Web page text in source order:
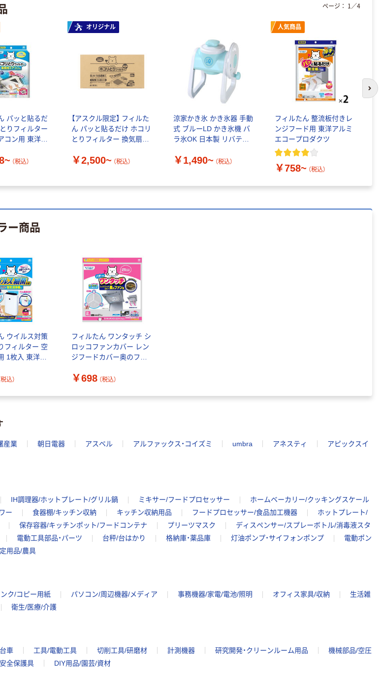
パッと貼るだ
りフィルター
コン用 東洋ア
（税込）
オリジナル
【アスクル限定】 フィルた
ん パッと貼るだけ ホコリ
とりフィルター 換気扇用
クツ
￥2,500~ （税込）
涼家かき氷 かき氷器 手動
式 ブルーLD かき氷機 バ
ラ氷OK 日本製 リバティ
￥1,490~ （税込）
人気商品
フィルたん 整流板付きレ
ンジフード用 東洋アルミ
エコープロダクツ
￥758~ （税込）
ページ： 1 ／4
次
ー商品
ウイルス対策
フィルター 空
1枚入 東洋ア
税込）
フィルたん ワンタッチ シ
ロッコファンカバー レン
ジフードカバー奥のファ
個 東洋アルミエコープロ
￥698 （税込）
産業 朝日電器 アスベル アルファックス・コイズミ umbra アネスティ
アピックスイ
IH調理器/ホットプレート/グリル鍋 ミキサー/フードプロセッサー
ホームベーカリー/クッキングスケール
ー 食器棚/キッチン収納 キッチン収納用品 フードプロセッサー/食品加工機器
ホットプレート/
保存容器/キッチンポット/フードコンテナ プリーツマスク
ディスペンサー/スプレーボトル/消毒液スタ
電動工具部品・パーツ 台秤/台はかり 格納庫・薬品庫 灯油ポンプ・サイフォンポンプ
電動ポン
用品/農具
ンク/コピー用紙 パソコン/周辺機器/メディア 事務機器/家電/電池/照明 オフィス家具/収納
生活雑
衛生/医療/介護
車 工具/電動工具 切削工具/研磨材 計測機器 研究開発・クリーンルーム用品
機械部品/空圧
全保護具 DIY用品/園芸/資材
6ロール
イクル100
り FSC認
電池 単4
アルカリ乾
北欧パッ
ジ アスク
リジナル
（税込）
クルオリジ
ラミネー
ィルム A4
（ミクロン）
（税込）
再生紙
認証 シング
（税込）
オリジナル
チックグローブ
粉なし（パウダ
ーフリー）
￥398~ （税込）
instax mini13
INS MINI 13
￥12,100~
大塚製薬工場
エスワン（OS-1）
ンテープ
￥216~ （税込）
本気プライス
アスクル トイ
ート 大王製紙
共同企画 トイ
レクリーナー
オリジナル
￥330~ （税込）
本気プライス
トファイル エコ
A4タテ(コクヨ
￥115~
（税込）
本気プライス
トイレットペー
パー シングル
120ｍ 再生紙
100% 6ロール
リサイクル100
芯あり FSC認
証
￥470~